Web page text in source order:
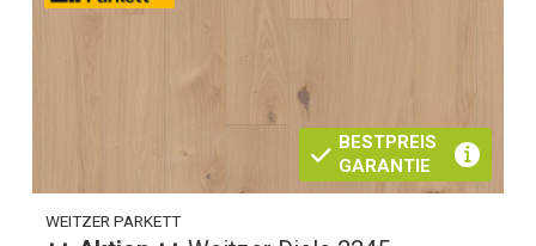
BESTPREIS
GARANTIE
WEITZER PARKETT